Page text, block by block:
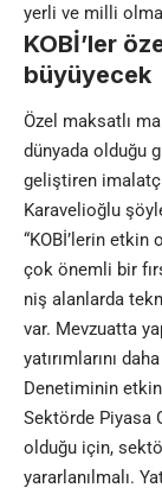
yerli ve milli
KOBİ’ler
büyüyecek
Özel maksatlı
dünyada olduğu
geliştiren
Karavelioğlu
“KOBİ’lerin
çok önemli bir
niş alanlarda
var. Mevzuatta
yatırımlarını
Denetiminin
Sektörde Piyasa
olduğu için,
yararlanılmalı.